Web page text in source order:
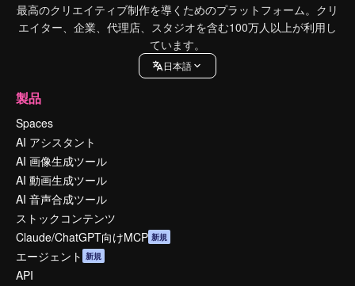
最高のクリエイティブ制作を導くためのプラットフォーム。クリ
エイター、企業、代理店、スタジオを含む100万人以上が利用し
ています。
日本語
製品
Spaces
AI アシスタント
AI 画像生成ツール
AI 動画生成ツール
AI 音声合成ツール
ストックコンテンツ
Claude/ChatGPT向けMCP 新規
エージェント 新規
API